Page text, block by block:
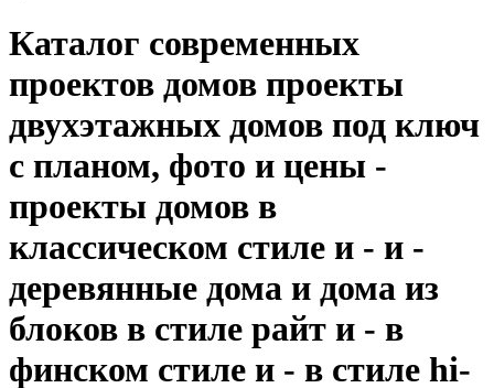
Каталог современных
проектов домов проекты
двухэтажных домов под ключ
с планом, фото и цены -
проекты домов в
классическом стиле и - и -
деревянные дома и дома из
блоков в стиле райт и - в
финском стиле и - в стиле hi-